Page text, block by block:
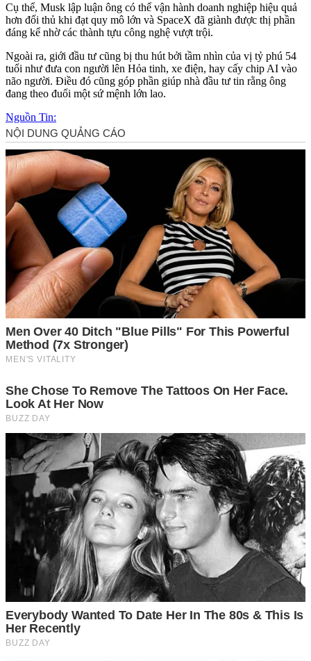
Cụ thể, Musk lập luận ông có thể vận hành doanh nghiệp hiệu quả
hơn đối thủ khi đạt quy mô lớn và SpaceX đã giành được thị phần
đáng kể nhờ các thành tựu công nghệ vượt trội.
Ngoài ra, giới đầu tư cũng bị thu hút bởi tầm nhìn của vị tỷ phú 54
tuổi như đưa con người lên Hỏa tinh, xe điện, hay cấy chip AI vào
não người. Điều đó cũng góp phần giúp nhà đầu tư tin rằng ông
đang theo đuổi một sứ mệnh lớn lao.
Nguồn Tin: